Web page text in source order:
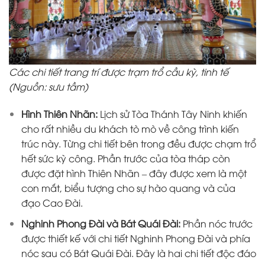
Các chi tiết trang trí được trạm trổ cầu kỳ, tinh tế
(Nguồn: sưu tầm)
Hình Thiên Nhãn: Lịch sử Tòa Thánh Tây Ninh khiến
cho rất nhiều du khách tò mò về công trình kiến
trúc này. Từng chi tiết bên trong đều được chạm trổ
hết sức kỳ công. Phần trước của tòa tháp còn
được đặt hình Thiên Nhãn – đây được xem là một
con mắt, biểu tượng cho sự hào quang và của
đạo Cao Đài.
Nghinh Phong Đài và Bát Quái Đài:Phần nóc trước
được thiết kế với chi tiết Nghinh Phong Đài và phía
nóc sau có Bát Quái Đài. Đây là hai chi tiết độc đáo